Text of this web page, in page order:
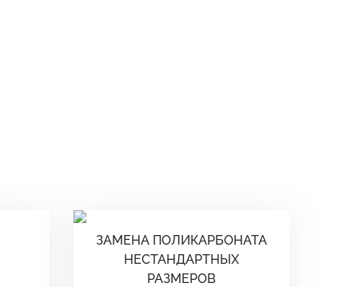
ЗАМЕНА ПОЛИКАРБОНАТА
НЕСТАНДАРТНЫХ
РАЗМЕРОВ